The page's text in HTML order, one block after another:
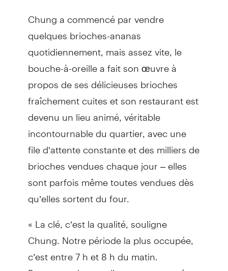
Chung a commencé par vendre
quelques brioches-ananas
quotidiennement, mais assez vite, le
bouche-à-oreille a fait son œuvre à
propos de ses délicieuses brioches
fraîchement cuites et son restaurant est
devenu un lieu animé, véritable
incontournable du quartier, avec une
file d’attente constante et des milliers de
brioches vendues chaque jour – elles
sont parfois même toutes vendues dès
qu’elles sortent du four.
« La clé, c’est la qualité, souligne
Chung. Notre période la plus occupée,
c’est entre 7 h et 8 h du matin.